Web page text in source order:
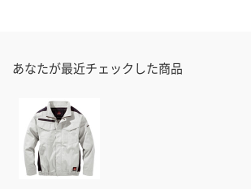
あなたが最近チェックした商品